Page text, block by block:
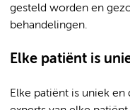
gesteld worden en
behandelingen.
Elke patiënt is
Elke patiënt is uniek